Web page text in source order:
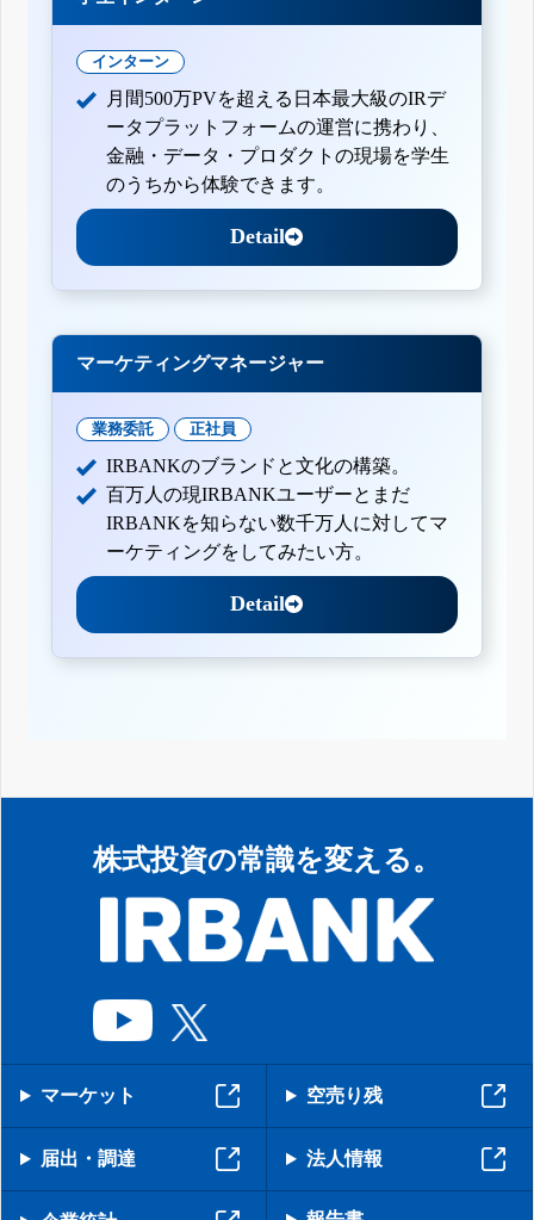
インターン
月間500万PVを超える日本最大級のIRデ
ータプラットフォームの運営に携わり、
金融・データ・プロダクトの現場を学生
のうちから体験できます。
Detail
マーケティングマネージャー
業務委託 正社員
IRBANKのブランドと文化の構築。
百万人の現IRBANKユーザーとまだ
IRBANKを知らない数千万人に対してマ
ーケティングをしてみたい方。
Detail
株式投資の常識を変える。
マーケット 空売り残
届出・調達 法人情報